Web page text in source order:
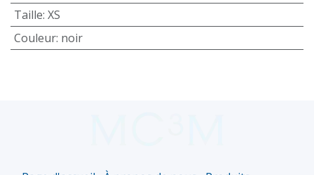
Taille: XS
Couleur: noir